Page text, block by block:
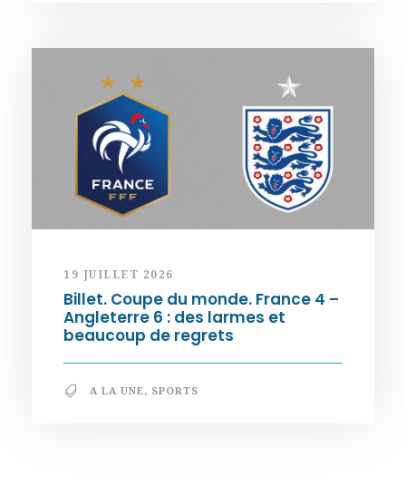
19 JUILLET 2026
Billet. Coupe du monde. France 4 –
Angleterre 6 : des larmes et
beaucoup de regrets
A LA UNE, SPORTS